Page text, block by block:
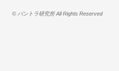
© バントラ研究所 All Rights Reserved